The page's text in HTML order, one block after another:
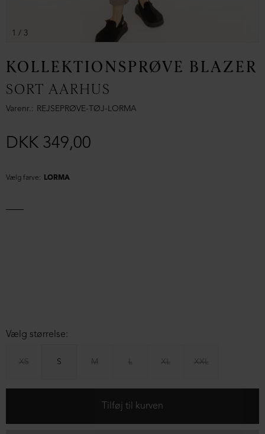
1 / 3
KOLLEKTIONSPRØVE BLAZER
SORT AARHUS
Varenr. REJSEPRØVE-TØJ-LORMA
DKK 349,00
Vælg farve: LORMA
Vælg størrelse:
XS S M L XL XXL